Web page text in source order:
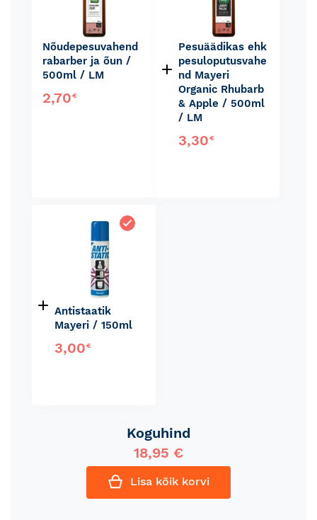
Nõudepesuvahend
rabarber ja õun /
500ml / LM
2,70€
Pesuäädikas ehk
pesuloputusvahe
nd Mayeri
Organic Rhubarb
& Apple / 500ml
/ LM
3,30€
Antistaatik
Mayeri / 150ml
3,00€
Lisa kõik korvi
Koguhind
18,95 €